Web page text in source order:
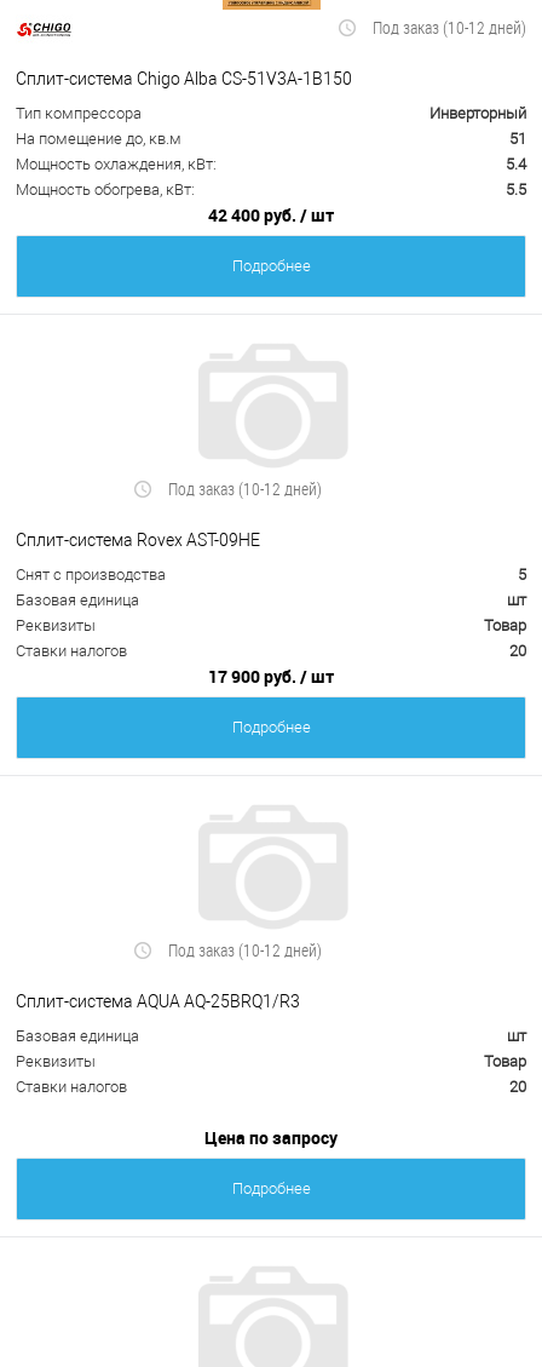
Под заказ (10-12 дней)
Сплит-система Chigo Alba CS-51V3A-1B150
Тип компрессора
Инверторный
На помещение до, кв.м
51
Мощность охлаждения, кВт:
5.4
Мощность обогрева, кВт:
5.5
42 400 руб. / шт
Подробнее
Под заказ (10-12 дней)
Сплит-система Rovex AST-09HE
Снят с производства
5
Базовая единица
шт
Реквизиты
Товар
Ставки налогов
20
17 900 руб. / шт
Подробнее
Под заказ (10-12 дней)
Сплит-система AQUA AQ-25BRQ1/R3
Базовая единица
шт
Реквизиты
Товар
Ставки налогов
20
Цена по запросу
Подробнее